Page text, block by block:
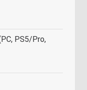
PS5/Pro,